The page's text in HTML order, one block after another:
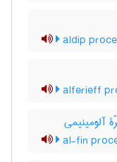
aldip
alferieff
آلومینیمی
al-fin